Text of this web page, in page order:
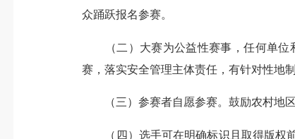
众踊跃报名参赛。
（二）大赛为公益性赛事，任何单位
赛，落实安全管理主体责任，有针对性地
（三）参赛者自愿参赛。鼓励农村地区
（四）选手可在明确标识且取得版权前